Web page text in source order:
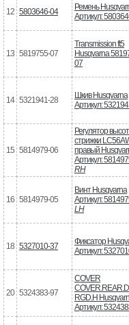
12 5803646-04
Ремень
Артикул:
13 5819755-07
Transmission ft5
Husqvarna
07
14 5321941-28
Шкив Husqvarna
Артикул:
15 5814979-06
Регулятор
стрижки
правый
Артикул:
RH
16 5814979-05
Винт Husqvarna
Артикул:
LH
18 5327010-37
Фиксатор
Артикул:
20 5324383-97
COVER
RGD.H
Артикул: